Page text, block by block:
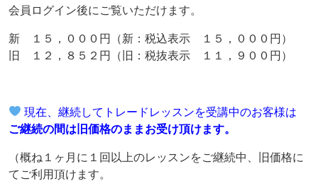
会員ログイン後にご覧いただけます。
新 １５，０００円（新：税込表示 １５，０００円）
旧 １２，８５２円（旧：税抜表示 １１，９００円）
現在、継続してトレードレッスンを受講中のお客様は
ご継続の間は旧価格のままお受け頂けます。
（概ね１ヶ月に１回以上のレッスンをご継続中、旧価格に
てご利用頂けます。